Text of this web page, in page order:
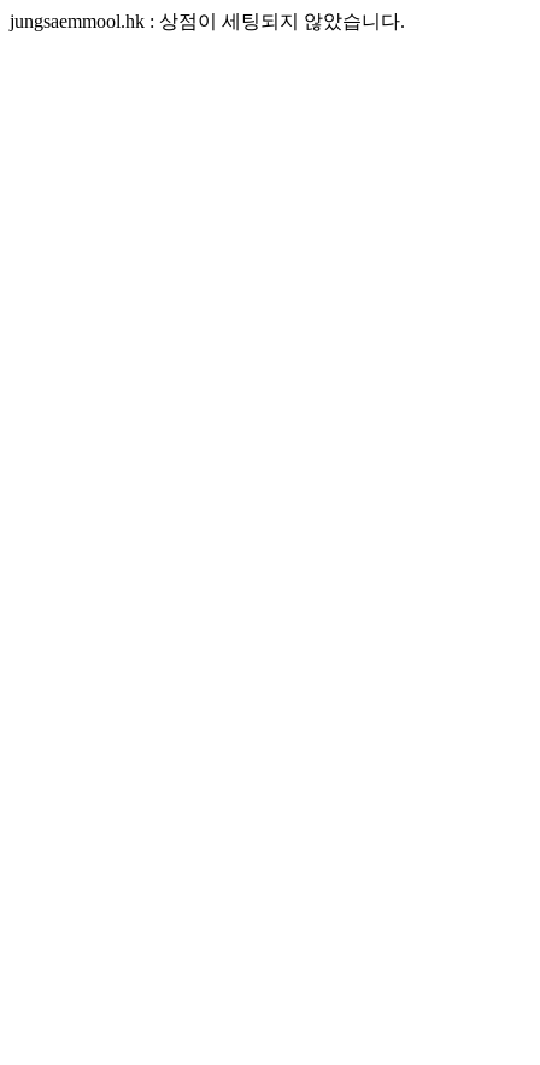
jungsaemmool.hk : 상점이 세팅되지 않았습니다.